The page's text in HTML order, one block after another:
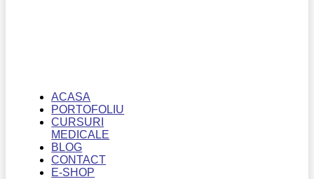
ACASA
PORTOFOLIU
CURSURI
MEDICALE
BLOG
CONTACT
E-SHOP